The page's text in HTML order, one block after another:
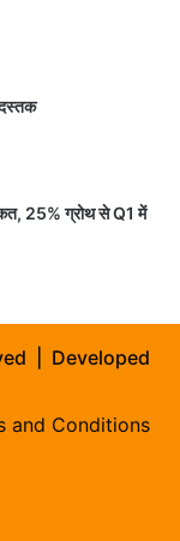
25% ग्रोथ से Q1 में
| Developed
and Conditions